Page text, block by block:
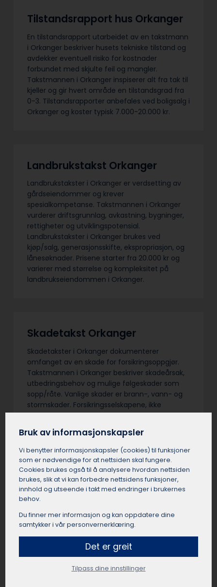
Tilstandsrapport hus Orkanger
En tilstandsrapport utarbeidet av en takstmann
i Orkanger beskriver husets tekniske tilstand og
avdekker eventuell risiko for kostnader
forbundet med skjulte feil og mangler.
Takstmannen i Orkanger inspiserer alt fra tak til
kjeller og gir hvert område en tilstandsgrad fra
0-3. Tilstandsrapporter anbefales ved boligsalg i
Orkanger og koster typisk 7.000-20.000 kr.
Landbrukstakst Orkanger
Landbrukstakster i Orkanger er verdsetting av
gårdseiendommer og krever
spesialkompetanse. Takstmannen i Orkanger
vurderer driftsgrunnlag, avkastning, bygninger,
rettigheter og utviklingspotensial.
Landbrukstakster i Orkanger brukes ved
kjøp/salg, generasjonsskifte, ekspropriasjon, og
lånesøknader. Prisene starter fra 20.000 kr og
varierer med størrelse og kompleksitet på
landbrukseiendommen i Orkanger.
Skadetakst Orkanger
Skadetakster i Orkanger dokumenterer
omfanget av en skade for forsikringsoppgjør.
Takstmannen i Orkanger beskriver skadeårsak,
utbedringsbehov og mulige følgeskader som
sopp/råte. Vanlige skader er brann-, vann- og
stormskader. Forsikringsselskapene, ikke
boligeier, er oppdragsgiver for skadetakster i
i Orkanger dekkes normalt av
forsikringsselskapet.
Taksering av småbruk
Orkanger
Småbruk er en nisje innen landbrukstaksering i
Orkanger med krav til spesialkunnskap.
Takstmannen i Orkanger må vurdere
ressursgrunnlag og utviklingspotensialet for
Bruk av informasjonskapsler
Vi benytter informasjons­kapsler (cookies) til funksjoner
som er nødvendige for at nettsiden skal fungere.
Cookies brukes også til å analysere hvordan nettsiden
brukes, slik at vi kan forbedre nettsidens funksjoner,
innhold og utseende i takt med endringer i brukernes
behov.
Du finner mer informasjon og kan oppdatere dine
samtykker i vår personvernerklæring.
Det er greit
Tilpass dine innstillinger